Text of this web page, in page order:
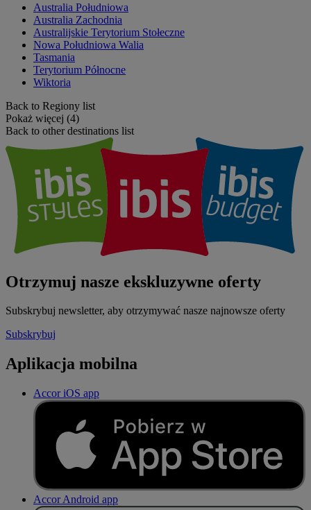
Australia Południowa
Australia Zachodnia
Australijskie Terytorium Stołeczne
Nowa Południowa Walia
Tasmania
Terytorium Północne
Wiktoria
Back to Regiony list
Pokaż więcej (4)
Back to other destinations list
Otrzymuj nasze ekskluzywne oferty
Subskrybuj newsletter, aby otrzymywać nasze najnowsze oferty
Subskrybuj
Aplikacja mobilna
Accor iOS app
Accor Android app